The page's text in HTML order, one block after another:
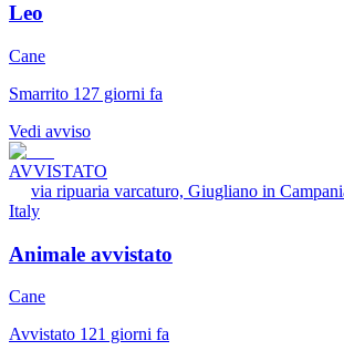
Leo
Cane
Smarrito 127 giorni fa
Vedi avviso
AVVISTATO
via ripuaria varcaturo, Giugliano in
Italy
Animale avvistato
Cane
Avvistato 121 giorni fa